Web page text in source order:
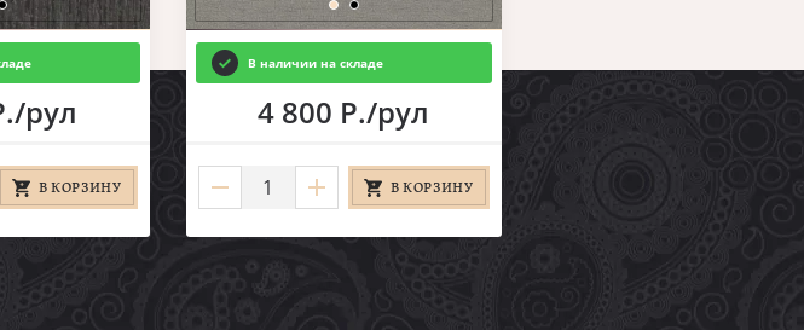
рул
В КОРЗИНУ
В наличии на складе
4 800 Р./рул
В КОРЗИНУ